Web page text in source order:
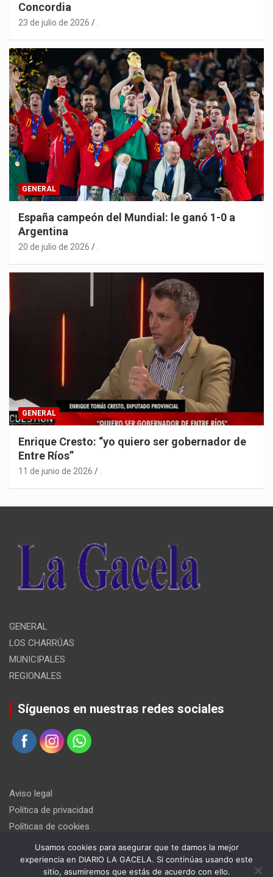
Concordia
23 de julio de 2026 .
GENERAL
España campeón del Mundial: le ganó 1-0 a
Argentina
20 de julio de 2026
GENERAL
Enrique Cresto: “yo quiero ser gobernador de
Entre Ríos”
11 de junio de 2026
GENERAL
LOS CHARRÚAS
MUNICIPALES
REGIONALES
Síguenos en nuestras redes sociales
Aviso legal
Política de privacidad
Políticas de cookies
Usamos cookies para asegurar que te damos la mejor
experiencia en DIARIO LA GACELA. Si continúas usando este
sitio, asumiremos que estás de acuerdo con ello.